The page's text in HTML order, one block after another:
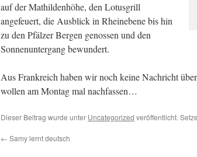
auf der Mathildenhöhe, den Lotusgrill
angefeuert, die Ausblick in Rheinebene bis hin
zu den Pfälzer Bergen genossen und den
Sonnenuntergang bewundert.
Aus Frankreich haben wir noch keine Nachricht
wollen am Montag mal nachfassen…
Dieser Beitrag wurde unter Uncategorized veröffentlicht.
← Samy lernt deutsch